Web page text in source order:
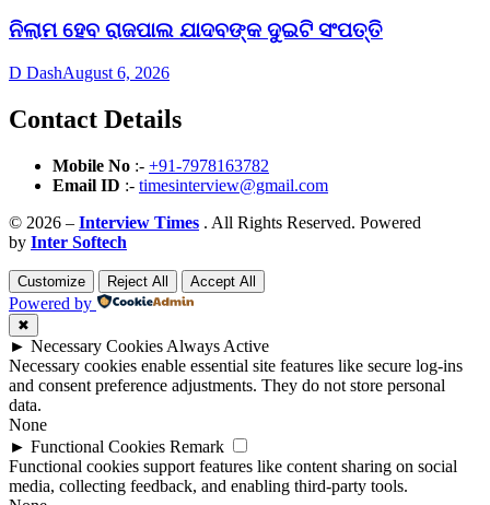
ନିଲାମ ହେବ ରାଜପାଲ ଯାଦବଙ୍କ ଦୁଇଟି ସଂପତ୍ତି
D DashAugust 6, 2026
Contact Details
Mobile No :- +91-7978163782
Email ID :- timesinterview@gmail.com
© 2026 – Interview Times . All Rights Reserved. Powered
by Inter Softech
Customize Reject All Accept All
Powered by
✖
► Necessary Cookies Always Active
Necessary cookies enable essential site features like secure log-ins
and consent preference adjustments. They do not store personal
data.
None
► Functional Cookies Remark
Functional cookies support features like content sharing on social
media, collecting feedback, and enabling third-party tools.